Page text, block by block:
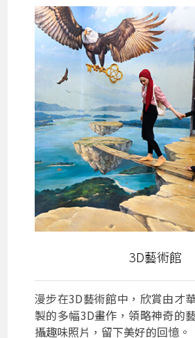
3D藝術館
漫步在3D藝術館中，欣賞由才
製的多幅3D畫作，領略神奇的
攝趣味照片，留下美好的回憶。